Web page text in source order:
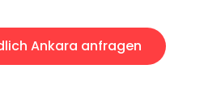
Ankara anfragen